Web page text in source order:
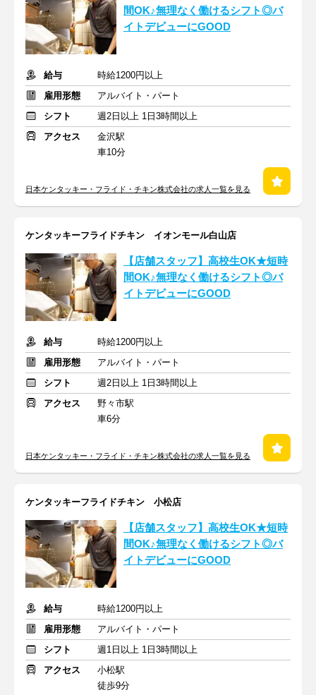
間OK♪無理なく働けるシフト◎バ
イトデビューにGOOD
給与
時給1200円以上
雇用形態
アルバイト・パート
シフト
週2日以上 1日3時間以上
アクセス
金沢駅
車10分
日本ケンタッキー・フライド・チキン株式会社の求人一覧を見る
ケンタッキーフライドチキン イオンモール白山店
【店舗スタッフ】高校生OK★短時
間OK♪無理なく働けるシフト◎バ
イトデビューにGOOD
給与
時給1200円以上
雇用形態
アルバイト・パート
シフト
週2日以上 1日3時間以上
アクセス
野々市駅
車6分
日本ケンタッキー・フライド・チキン株式会社の求人一覧を見る
ケンタッキーフライドチキン 小松店
【店舗スタッフ】高校生OK★短時
間OK♪無理なく働けるシフト◎バ
イトデビューにGOOD
給与
時給1200円以上
雇用形態
アルバイト・パート
シフト
週1日以上 1日3時間以上
アクセス
小松駅
徒歩9分